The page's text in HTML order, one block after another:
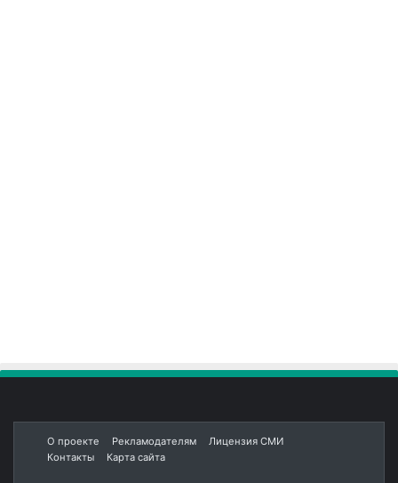
О проекте Рекламодателям
Лицензия СМИ
Контакты
Карта сайта